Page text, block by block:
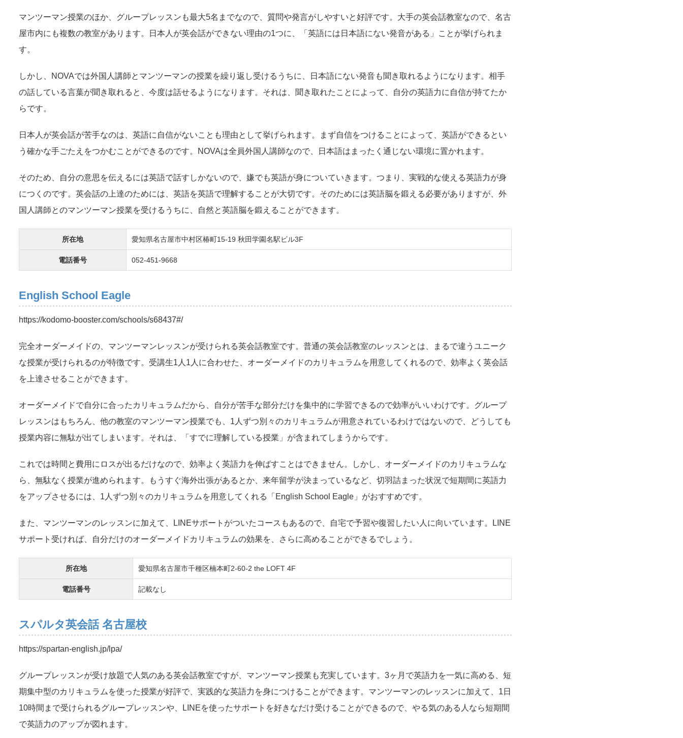
マンツーマン授業のほか、グループレッスンも最大5名までなので、質問や発言がしやすいと好評です。大手の英会話教室なので、名古
屋市内にも複数の教室があります。日本人が英会話ができない理由の1つに、「英語には日本語にない発音がある」ことが挙げられま
す。
しかし、NOVAでは外国人講師とマンツーマンの授業を繰り返し受けるうちに、日本語にない発音も聞き取れるようになります。相手
の話している言葉が聞き取れると、今度は話せるようになります。それは、聞き取れたことによって、自分の英語力に自信が持てたか
らです。
日本人が英会話が苦手なのは、英語に自信がないことも理由として挙げられます。まず自信をつけることによって、英語ができるとい
う確かな手ごたえをつかむことができるのです。NOVAは全員外国人講師なので、日本語はまったく通じない環境に置かれます。
そのため、自分の意思を伝えるには英語で話すしかないので、嫌でも英語が身についていきます。つまり、実戦的な使える英語力が身
につくのです。英会話の上達のためには、英語を英語で理解することが大切です。そのためには英語脳を鍛える必要がありますが、外
国人講師とのマンツーマン授業を受けるうちに、自然と英語脳を鍛えることができます。
所在地 愛知県名古屋市中村区椿町15-19 秋田学園名駅ビル3F
電話番号 052-451-9668
English School Eagle
https://kodomo-booster.com/schools/s68437#/
完全オーダーメイドの、マンツーマンレッスンが受けられる英会話教室です。普通の英会話教室のレッスンとは、まるで違うユニーク
な授業が受けられるのが特徴です。受講生1人1人に合わせた、オーダーメイドのカリキュラムを用意してくれるので、効率よく英会話
を上達させることができます。
オーダーメイドで自分に合ったカリキュラムだから、自分が苦手な部分だけを集中的に学習できるので効率がいいわけです。グループ
レッスンはもちろん、他の教室のマンツーマン授業でも、1人ずつ別々のカリキュラムが用意されているわけではないので、どうしても
授業内容に無駄が出てしまいます。それは、「すでに理解している授業」が含まれてしまうからです。
これでは時間と費用にロスが出るだけなので、効率よく英語力を伸ばすことはできません。しかし、オーダーメイドのカリキュラムな
ら、無駄なく授業が進められます。もうすぐ海外出張があるとか、来年留学が決まっているなど、切羽詰まった状況で短期間に英語力
をアップさせるには、1人ずつ別々のカリキュラムを用意してくれる「English School Eagle」がおすすめです。
また、マンツーマンのレッスンに加えて、LINEサポートがついたコースもあるので、自宅で予習や復習したい人に向いています。LINE
サポート受ければ、自分だけのオーダーメイドカリキュラムの効果を、さらに高めることができるでしょう。
所在地 愛知県名古屋市千種区楠本町2-60-2 the LOFT 4F
電話番号 記載なし
スパルタ英会話 名古屋校
https://spartan-english.jp/lpa/
グループレッスンが受け放題で人気のある英会話教室ですが、マンツーマン授業も充実しています。3ヶ月で英語力を一気に高める、短
期集中型のカリキュラムを使った授業が好評で、実践的な英語力を身につけることができます。マンツーマンのレッスンに加えて、1日
10時間まで受けられるグループレッスンや、LINEを使ったサポートを好きなだけ受けることができるので、やる気のある人なら短期間
で英語力のアップが図れます。